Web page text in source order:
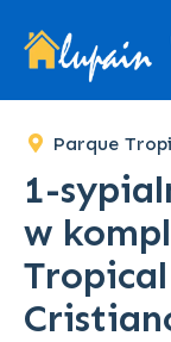
Parque
1-
w
SOLD